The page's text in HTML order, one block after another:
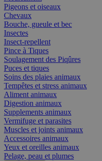
Pigeons et oiseaux
Chevaux
Bouche, gueule et bec
Insectes
Insect-repellent
Pince à Tiques
Soulagement des Piqûres
Puces et tiques
Soins des plaies animaux
Tempêtes et stress animaux
Aliment animaux
Digestion animaux
Supplements animaux
Vermifuge et parasites
Muscles et joints animaux
Accessoires animaux
Yeux et oreilles animaux
Pelage, peau et plumes